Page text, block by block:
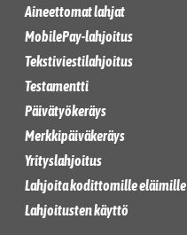
Aineettomat lahjat
MobilePay-lahjoitus
Tekstiviestilahjoitus
Testamentti
Päivätyökeräys
Merkkipäiväkeräys
Yrityslahjoitus
Lahjoita kodittomille eläimille
Lahjoitusten käyttö